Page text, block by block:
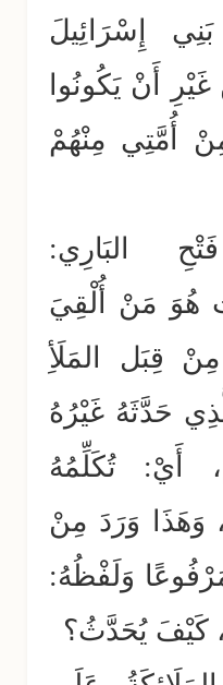
إِسْرَائِيلَ
أَنْ يَكُونُوا
أُمَّتِي مِنْهُمْ
البَارِي:
هُوَ مَنْ أُلْقِيَ
قِبَل المَلَأِ
حَدَّثَهُ غَيْرُهُ
أَيْ: تُكَلِّمُهُ
وَهَذَا وَرَدَ مِنْ
وَلَفْظُهُ:
كَيْفَ يُحَدَّثُ؟